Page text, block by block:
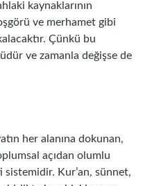
kaynaklarının
ve merhamet gibi
Çünkü bu
ve zamanla değişse de
her alanına dokunan,
açıdan olumlu
Kur’an, sünnet,